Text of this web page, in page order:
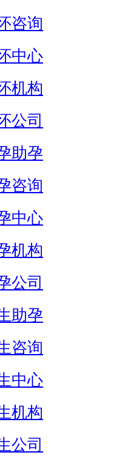
咨询
中心
机构
公司
助孕
咨询
中心
机构
公司
助孕
咨询
中心
机构
公司